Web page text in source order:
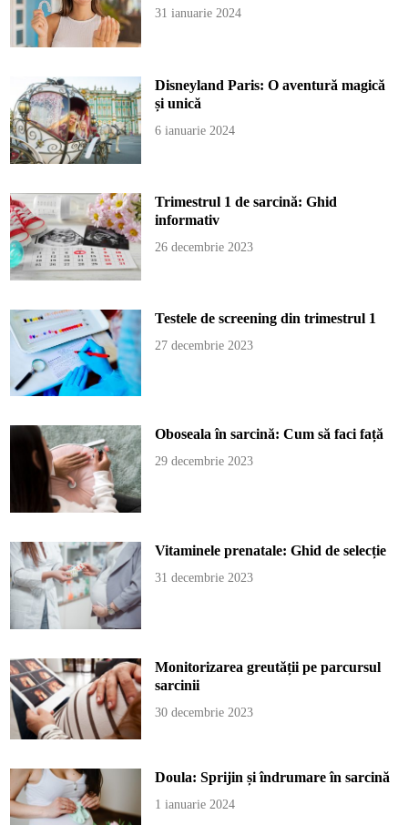
31 ianuarie 2024
Disneyland Paris: O aventură magică
și unică
6 ianuarie 2024
Trimestrul 1 de sarcină: Ghid
informativ
26 decembrie 2023
Testele de screening din trimestrul 1
27 decembrie 2023
Oboseala în sarcină: Cum să faci față
29 decembrie 2023
Vitaminele prenatale: Ghid de selecție
31 decembrie 2023
Monitorizarea greutății pe parcursul
sarcinii
30 decembrie 2023
Doula: Sprijin și îndrumare în sarcină
1 ianuarie 2024